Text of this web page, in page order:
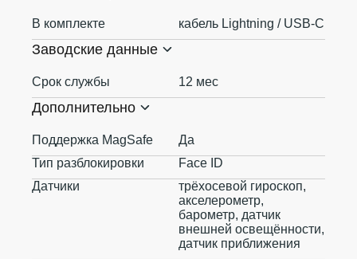
В комплекте кабель Lightning / USB-C
Заводские данные
Срок службы 12 мес
Дополнительно
Поддержка MagSafe
Да
Тип разблокировки
Face ID
Датчики
трёхосевой гироскоп,
акселерометр,
барометр, датчик
внешней освещённости,
датчик приближения